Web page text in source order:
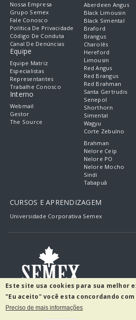
Nossa Empresa
Grupo Semex
Fale Conosco
Política De Privacidade
Código De Conduta
Canal De Denúncias
Equipe
Equipe Matriz
Especialistas
Representantes
Trabalhe Conosco
Interno
Webmail
Gestor
The Source
Aberdeen Angus
Black Limousin
Black Simental
Braford
Brangus
Charolês
Hereford
Limousin
Red Angus
Red Brangus
Red Brahman
Santa Gertrudis
Senepol
Shorthorn
Simental
Wagyu
Corte Zebuíno
Brahman
Nelore Ceip
Nelore PO
Nelore Mocho
Sindi
Tabapuã
CURSOS E APRENDIZAGEM
Universidade Corporativa Semex
R. Guilherme Scharf, 2520 - Fidélis
Este site usa cookies para sua melhor
"Eu aceito" você esta concordando
Preciso de mais informações